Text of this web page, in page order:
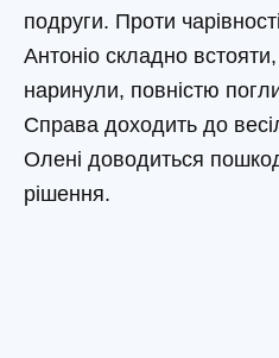
подруги. Проти
Антоніо складно
наринули, повністю
Справа доходить до
Олені доводиться
рішення.